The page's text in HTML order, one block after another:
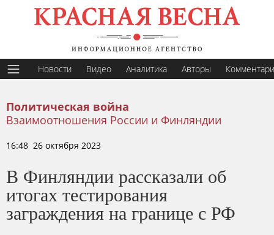
Новости Видео Аналитика Авторы
Политическая война
Взаимоотношения России и Финляндии
16:48 26 октября 2023
В Финляндии рассказали об
итогах тестирования
заграждения на границе с РФ